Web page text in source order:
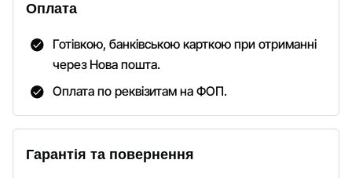
Оплата
Готівкою, банківською карткою при отриманні
через Нова пошта.
Оплата по реквізитам на ФОП.
Гарантія та повернення